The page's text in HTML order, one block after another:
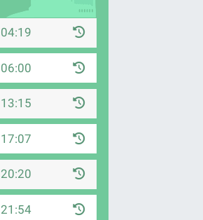
04:19
06:00
13:15
17:07
20:20
21:54